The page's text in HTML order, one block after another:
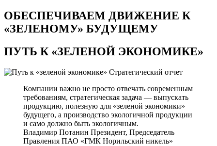
ОБЕСПЕЧИВАЕМ ДВИЖЕНИЕ К
«ЗЕЛЕНОМУ» БУДУЩЕМУ
ПУТЬ К«ЗЕЛЕНОЙ ЭКОНОМИКЕ»
Стратегический отчет
Компании важно не просто отвечать современным
требованиям, стратегическая задача — выпускать
продукцию, полезную для «зеленой экономики»
будущего, а производство экологичной продукции
и само должно быть экологичным.
Владимир Потанин Президент, Председатель
Правления ПАО «ГМК Норильский никель»